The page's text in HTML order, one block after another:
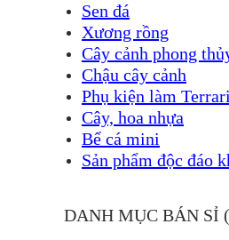
Sen đá
Xương rồng
Cây cảnh phong
Chậu cây cảnh
Phụ kiện làm
Cây, hoa nhựa
Bể cá mini
Sản phẩm độc đáo
DANH MỤC BÁN SỈ